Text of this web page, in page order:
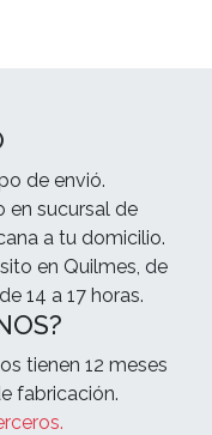
de envió.
en sucursal de
a tu domicilio.
en Quilmes, de
14 a 17 horas.
tienen 12 meses
fabricación.